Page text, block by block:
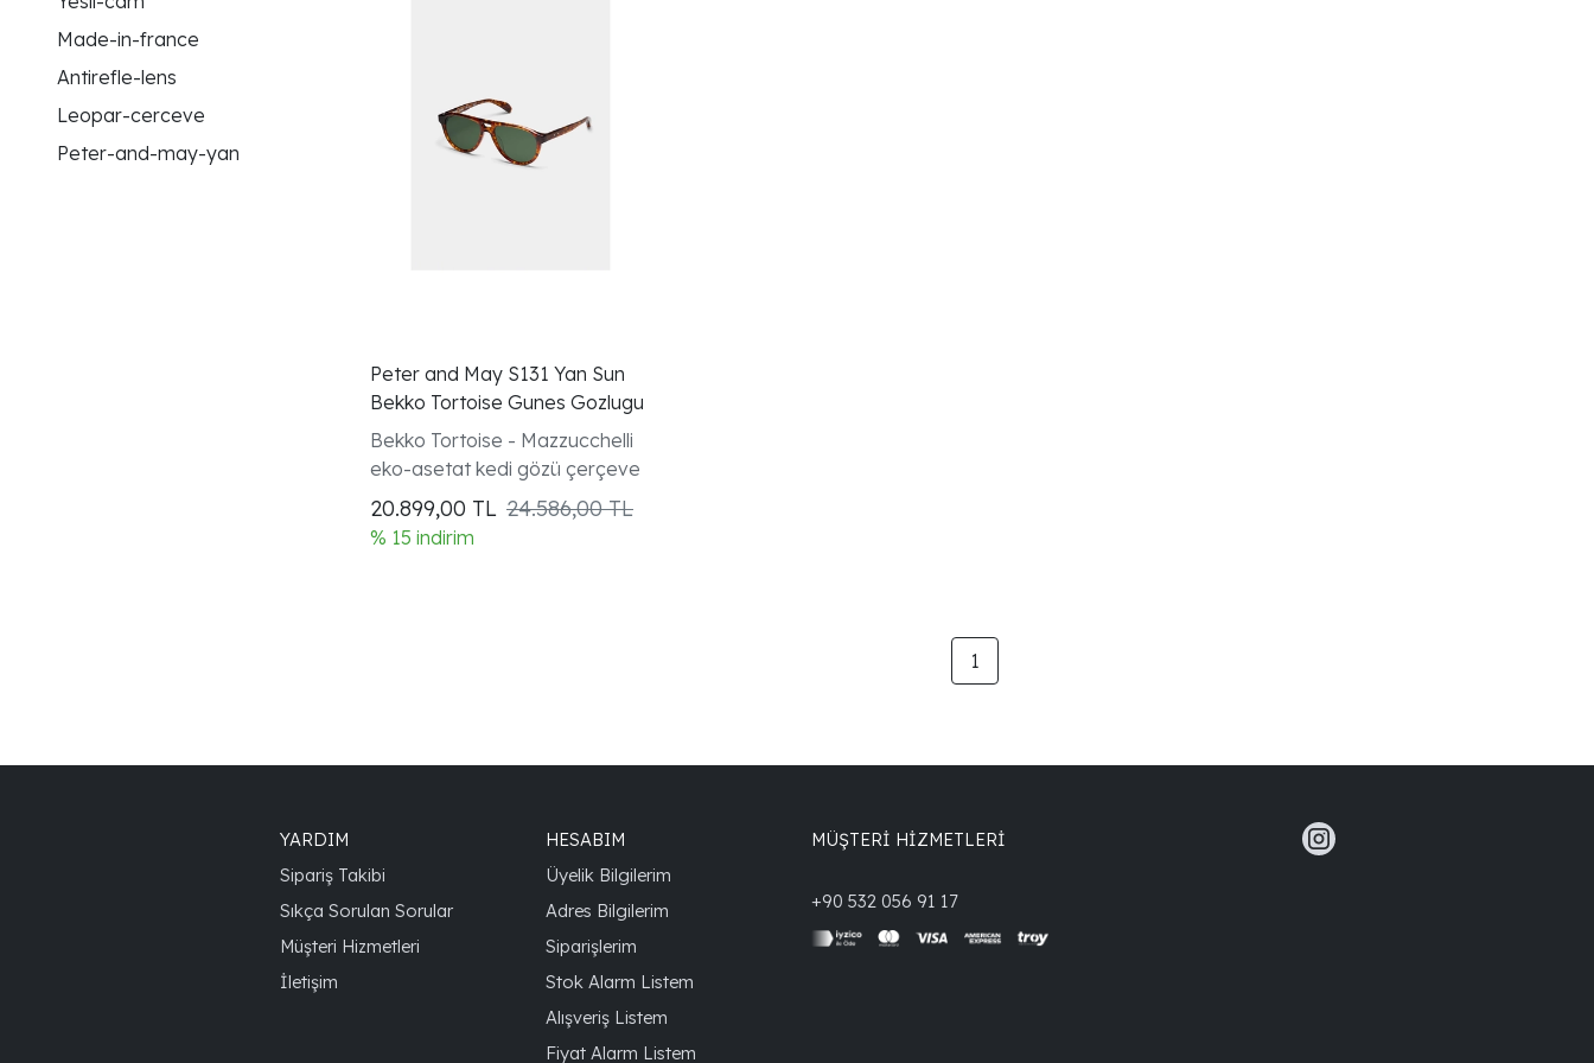
Made-in-france
Antirefle-lens
Leopar-cerceve
Peter-and-may-yan
Peter and May S131 Yan Sun
Bekko Tortoise Gunes Gozlugu
Bekko Tortoise - Mazzucchelli
eko-asetat kedi gözü çerçeve
20.899,00 TL 24.586,00 TL
% 15 indirim
1
YARDIM
Sipariş Takibi
Sıkça Sorulan Sorular
Müşteri Hizmetleri
İletişim
HESABIM
Üyelik Bilgilerim
Adres Bilgilerim
Siparişlerim
Stok Alarm Listem
Alışveriş Listem
Fiyat Alarm Listem
MÜŞTERİ HİZMETLERİ
+90 532 056 91 17